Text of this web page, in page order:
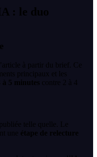
: le duo
à partir du brief. Ce
principaux et les
à 5 minutes contre 2 à 4
telle quelle. Le
une étape de relecture